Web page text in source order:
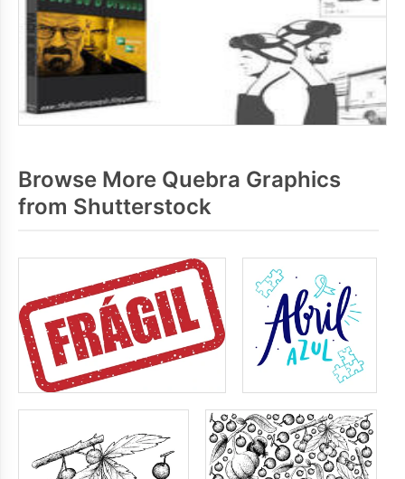
Browse More Quebra Graphics
from Shutterstock